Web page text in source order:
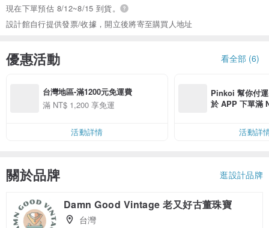
現在下單預估 8/12~8/15 到貨。
設計館自行提供發票/收據，開立後將寄至購買人地址
優惠活動 看全部 (6)
台灣地區-滿1200元免運費
滿 NT$ 1,200 享免運
活動詳情
Pinkoi 幫你付
於 APP 下單滿
活動詳
關於品牌 逛設計品牌
Damn Good Vintage 老又好古董珠寶
台灣